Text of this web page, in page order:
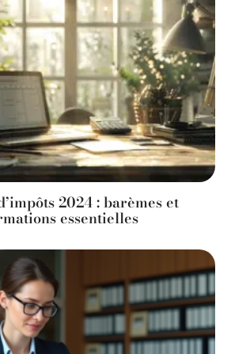
2024 : barèmes et
essentielles